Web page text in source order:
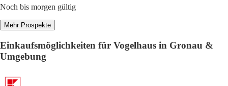
Noch bis morgen gültig
Mehr Prospekte
Einkaufsmöglichkeiten für Vogelhaus in Gronau &
Umgebung